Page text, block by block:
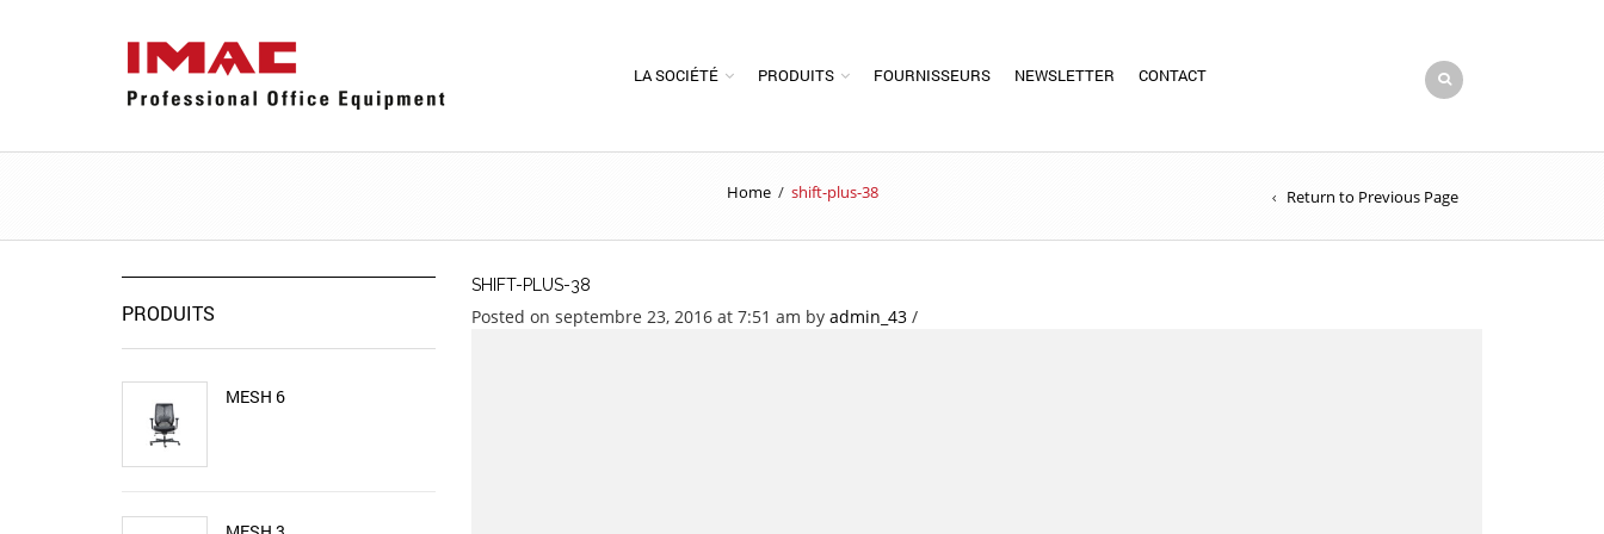
LA SOCIÉTÉ PRODUITS FOURNISSEURS NEWSLETTER CONTACT
Home / shift-plus-38 Return to Previous Page
SHIFT-PLUS-38
Posted on septembre 23, 2016 at 7:51 am by admin_43/
PRODUITS
MESH 6